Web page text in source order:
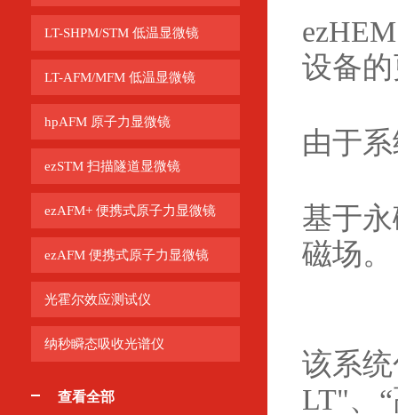
LT-SHPM/STM 低温显微镜
LT-AFM/MFM 低温显微镜
hpAFM 原子力显微镜
ezSTM 扫描隧道显微镜
ezAFM+ 便携式原子力显微镜
ezAFM 便携式原子力显微镜
光霍尔效应测试仪
纳秒瞬态吸收光谱仪
查看全部
设备
由于
基于
磁场。
该系
LT"、